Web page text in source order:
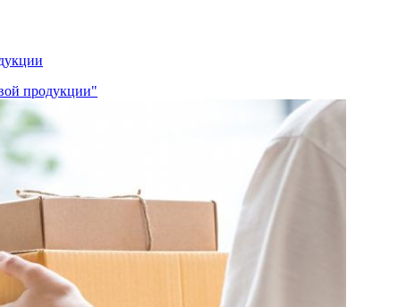
продукции"